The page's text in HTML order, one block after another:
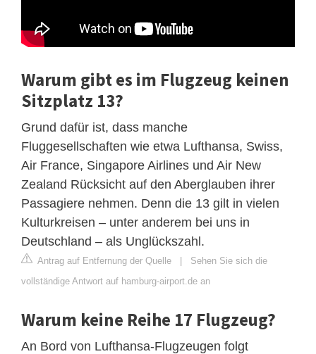
Warum gibt es im Flugzeug keinen
Sitzplatz 13?
Grund dafür ist, dass manche
Fluggesellschaften wie etwa Lufthansa, Swiss,
Air France, Singapore Airlines und Air New
Zealand Rücksicht auf den Aberglauben ihrer
Passagiere nehmen. Denn die 13 gilt in vielen
Kulturkreisen – unter anderem bei uns in
Deutschland – als Unglückszahl.
Antrag auf Entfernung der Quelle | Sehen Sie sich die
vollständige Antwort auf hamburg-airport.de an
Warum keine Reihe 17 Flugzeug?
An Bord von Lufthansa-Flugzeugen folgt